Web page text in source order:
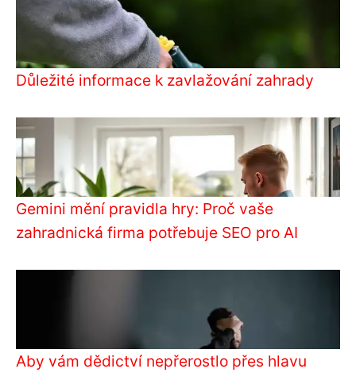
Důležité informace k zavlažování zahrady
Gemini mění pravidla hry: Proč vaše
zahradnická firma potřebuje SEO pro AI
Aby vám dědictví nepřerostlo přes hlavu